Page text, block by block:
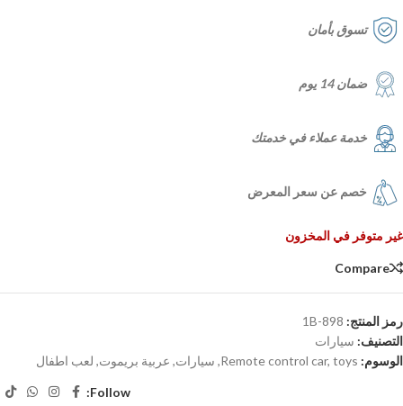
تسوق بأمان
ضمان 14 يوم
خدمة عملاء في خدمتك
خصم عن سعر المعرض
غير متوفر في المخزون
Compare
رمز المنتج: 898-1B
التصنيف: سيارات
الوسوم:
Remote control car, toys
, سيارات, عربية بريموت, لعب اطفال
Follow: